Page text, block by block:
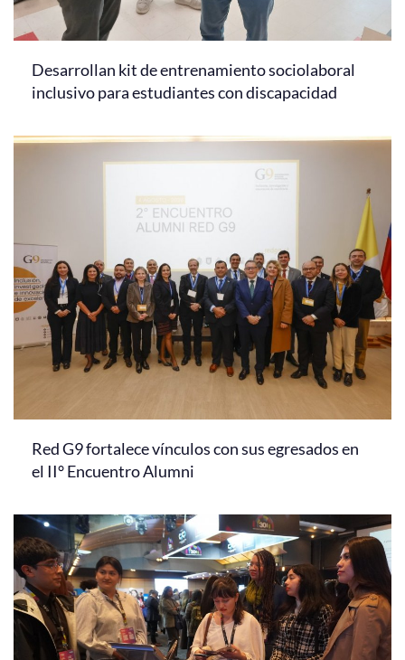
Desarrollan kit de entrenamiento sociolaboral
inclusivo para estudiantes con discapacidad
Red G9 fortalece vínculos con sus egresados en
el II° Encuentro Alumni